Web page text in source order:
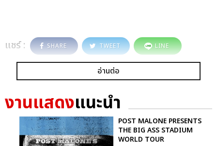
แชร์ : SHARE TWEET LINE
อ่านต่อ
งานแสดงแนะนำ
POST MALONE PRESENTS
THE BIG ASS STADIUM
WORLD TOUR